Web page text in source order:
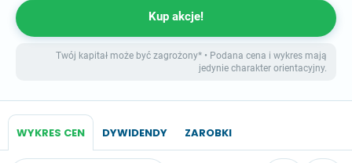
Kup akcje!
Twój kapitał może być zagrożony* • Podana cena i wykres mają
jedynie charakter orientacyjny.
WYKRES CEN DYWIDENDY ZAROBKI